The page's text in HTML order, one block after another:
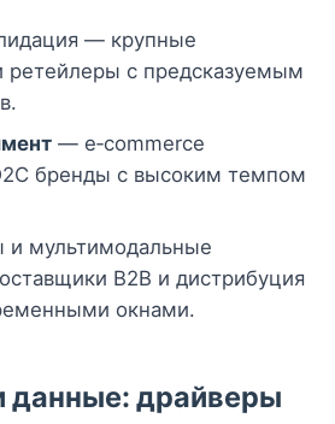
— крупные
ретейлеры с предсказуемым
— e‑commerce
бренды с высоким темпом
и мультимодальные
B2B и дистрибуция
окнами.
данные: драйверы